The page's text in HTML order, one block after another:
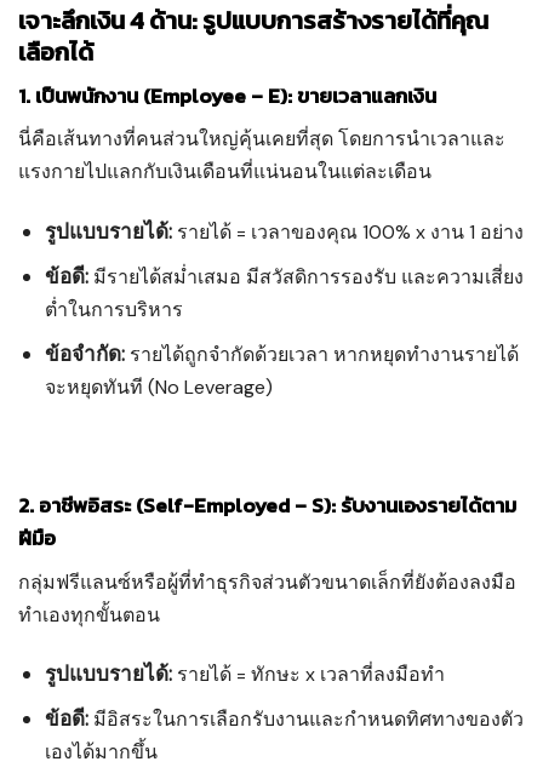
เจาะลึกเงิน 4 ด้าน: รูปแบบการสร้างรายได้ที่คุณ
เลือกได้
1. เป็นพนักงาน (Employee – E): ขายเวลาแลกเงิน
นี่คือเส้นทางที่คนส่วนใหญ่คุ้นเคยที่สุด โดยการนำเวลาและ
แรงกายไปแลกกับเงินเดือนที่แน่นอนในแต่ละเดือน
รูปแบบรายได้: รายได้ = เวลาของคุณ 100% x งาน 1 อย่าง
ข้อดี: มีรายได้สม่ำเสมอ มีสวัสดิการรองรับ และความเสี่ยง
ต่ำในการบริหาร
ข้อจำกัด: รายได้ถูกจำกัดด้วยเวลา หากหยุดทำงานรายได้
จะหยุดทันที (No Leverage)
2. อาชีพอิสระ (Self-Employed – S): รับงานเองรายได้ตาม
ฝีมือ
กลุ่มฟรีแลนซ์หรือผู้ที่ทำธุรกิจส่วนตัวขนาดเล็กที่ยังต้องลงมือ
ทำเองทุกขั้นตอน
รูปแบบรายได้: รายได้ = ทักษะ x เวลาที่ลงมือทำ
ข้อดี: มีอิสระในการเลือกรับงานและกำหนดทิศทางของตัว
เองได้มากขึ้น